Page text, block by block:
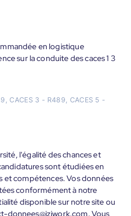
en logistique
sur la conduite des caces 1 3
CACES 3 - R489, CACES 5 -
l'égalité des chances et
sont étudiées en
et compétences. Vos données
conformément à notre
disponible sur notre site ou
donnees@iziwork.com. Vous